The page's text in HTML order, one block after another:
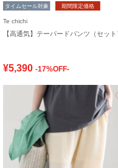
タイムセール対象 期間限定価格
Te chichi
¥5,390 -17%OFF-